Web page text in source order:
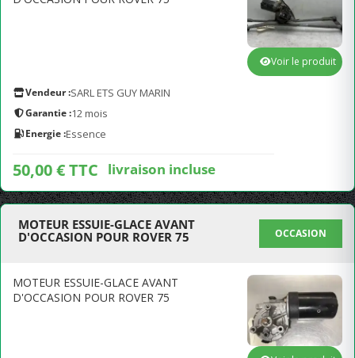
Vendeur :SARL ETS GUY MARIN
Garantie :12 mois
Energie :Essence
50,00 € TTC livraison incluse
Voir le produit
MOTEUR ESSUIE-GLACE AVANT
D'OCCASION POUR ROVER 75
OCCASION
MOTEUR ESSUIE-GLACE AVANT
D'OCCASION POUR ROVER 75